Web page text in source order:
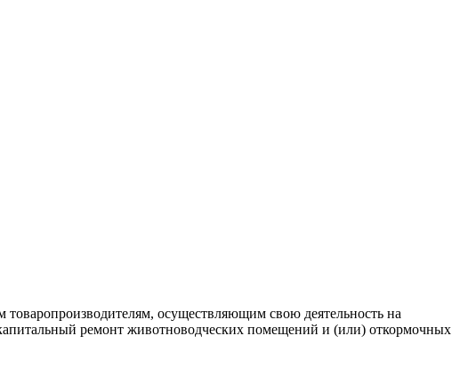
товаропроизводителям, осуществляющим свою деятельность на
ремонт животноводческих помещений и (или) откормочных